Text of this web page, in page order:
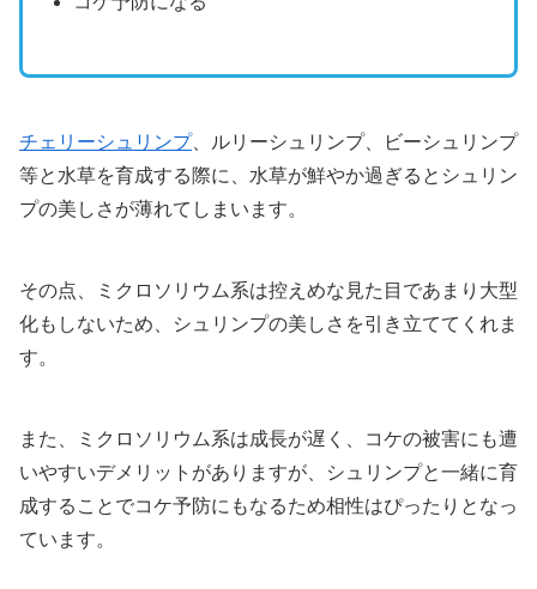
チェリーシュリンプ、ルリーシュリンプ、ビーシュリンプ
等と水草を育成する際に、水草が鮮やか過ぎるとシュリン
プの美しさが薄れてしまいます。
その点、ミクロソリウム系は控えめな見た目であまり大型
化もしないため、シュリンプの美しさを引き立ててくれま
す。
また、ミクロソリウム系は成長が遅く、コケの被害にも遭
いやすいデメリットがありますが、シュリンプと一緒に育
成することでコケ予防にもなるため相性はぴったりとなっ
ています。